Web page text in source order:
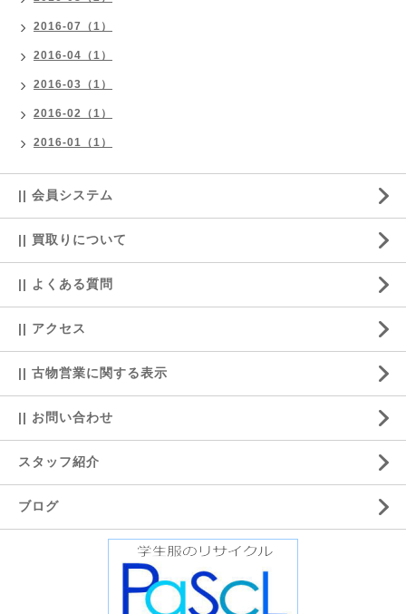
2016-07（1）
2016-04（1）
2016-03（1）
2016-02（1）
2016-01（1）
|| 会員システム
|| 買取りについて
|| よくある質問
|| アクセス
|| 古物営業に関する表示
|| お問い合わせ
スタッフ紹介
ブログ